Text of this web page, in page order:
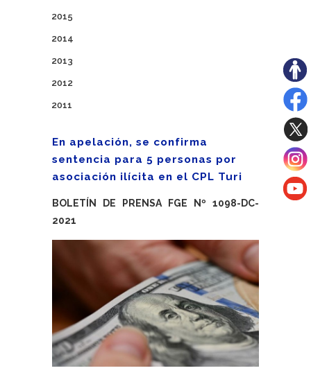
2015
2014
2013
2012
2011
En apelación, se confirma
sentencia para 5 personas por
asociación ilícita en el CPL Turi
BOLETÍN DE PRENSA FGE Nº 1098-DC-
2021